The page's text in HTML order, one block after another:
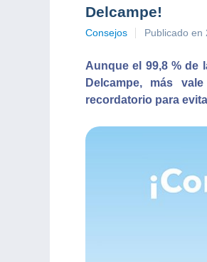
Delcampe!
Consejos Publicado en
Aunque el 99,8 % de
Delcampe, más
recordatorio para